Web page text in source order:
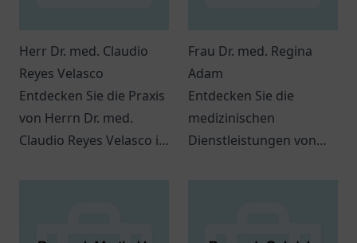
Herr Dr. med. Claudio
Reyes Velasco
Entdecken Sie die Praxis
von Herrn Dr. med.
Claudio Reyes Velasco in
Frau Dr. med. Regina
Adam
Entdecken Sie die
medizinischen
Dienstleistungen von